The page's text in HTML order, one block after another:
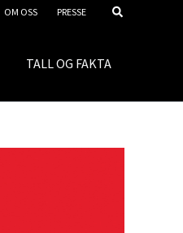
OM OSS PRESSE
TALL OG FAKTA